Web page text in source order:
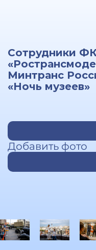
Сотрудники
Минтранс
«Ночь музеев»
Добавить фото